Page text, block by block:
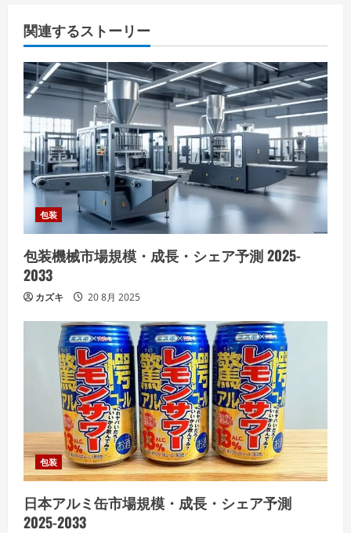
関連するストーリー
包装
包装機械市場規模・成長・シェア予測 2025-
2033
カズキ 20 8月 2025
包装
日本アルミ缶市場規模・成長・シェア予測
2025-2033